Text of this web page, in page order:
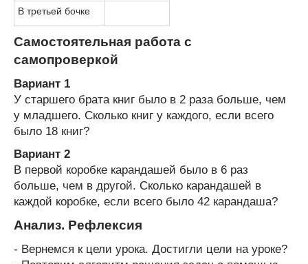
В третьей бочке
Самостоятельная работа с
самопроверкой
Вариант 1
У старшего брата книг было в 2 раза больше, чем
у младшего. Сколько книг у каждого, если всего
было 18 книг?
Вариант 2
В первой коробке карандашей было в 6 раз
больше, чем в другой. Сколько карандашей в
каждой коробке, если всего было 42 карандаша?
Анализ. Рефлексия
- Вернемся к цели урока. Достигли цели на уроке?